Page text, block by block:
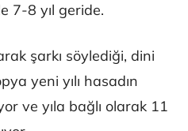
7-8 yıl geride.
şarkı söylediği, dini
yeni yılı hasadın
ve yıla bağlı olarak 11